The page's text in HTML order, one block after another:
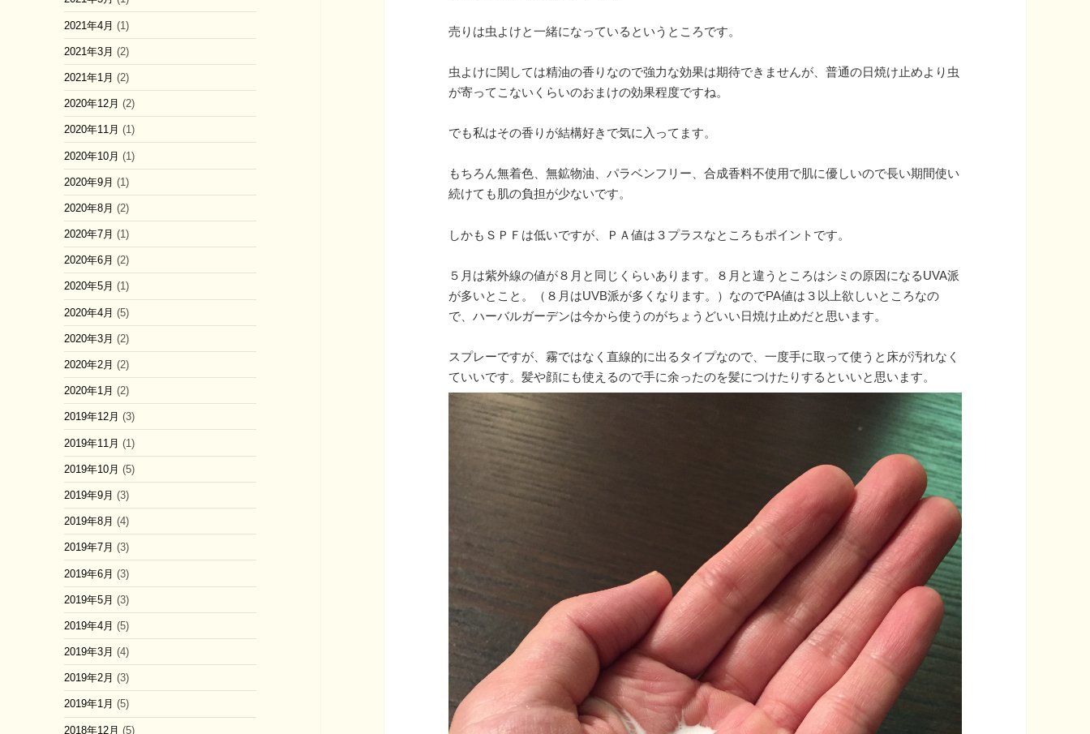
2021年4月 (1)
2021年3月 (2)
2021年1月 (2)
2020年12月 (2)
2020年11月 (1)
2020年10月 (1)
2020年9月 (1)
2020年8月 (2)
2020年7月 (1)
2020年6月 (2)
2020年5月 (1)
2020年4月 (5)
2020年3月 (2)
2020年2月 (2)
2020年1月 (2)
2019年12月 (3)
2019年11月 (1)
2019年10月 (5)
2019年9月 (3)
2019年8月 (4)
2019年7月 (3)
2019年6月 (3)
2019年5月 (3)
2019年4月 (5)
2019年3月 (4)
2019年2月 (3)
2019年1月 (5)
2018年12月 (5)
売りは虫よけと一緒になっているというところです。
虫よけに関しては精油の香りなので強力な効果は期待できませんが、普通の日焼け止めより虫
が寄ってこないくらいのおまけの効果程度ですね。
でも私はその香りが結構好きで気に入ってます。
もちろん無着色、無鉱物油、パラベンフリー、合成香料不使用で肌に優しいので長い期間使い
続けても肌の負担が少ないです。
しかもＳＰＦは低いですが、ＰＡ値は３プラスなところもポイントです。
５月は紫外線の値が８月と同じくらいあります。８月と違うところはシミの原因になるUVA派
が多いとこと。（８月はUVB派が多くなります。）なのでPA値は３以上欲しいところなの
で、ハーバルガーデンは今から使うのがちょうどいい日焼け止めだと思います。
スプレーですが、霧ではなく直線的に出るタイプなので、一度手に取って使うと床が汚れなく
ていいです。髪や顔にも使えるので手に余ったのを髪につけたりするといいと思います。